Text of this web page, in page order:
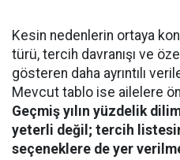
Kesin nedenlerin ortaya
türü, tercih davranışı ve
gösteren daha ayrıntılı
Mevcut tablo ise ailelere
Geçmiş yılın yüzdelik
yeterli değil; tercih
seçeneklere de yer